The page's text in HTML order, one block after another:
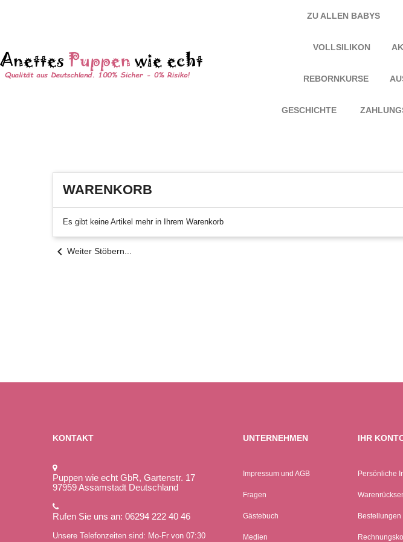
ZU ALLEN BABYS
VOLLSILIKON
REBORNKURSE
GESCHICHTE
WARENKORB
Es gibt keine Artikel mehr in Ihrem Warenkorb
chevron_left Weiter Stöbern...
KONTAKT
Puppen wie echt GbR, Gartenstr. 17
97959 Assamstadt Deutschland
Rufen Sie uns an: 06294 222 40 46
Unsere Telefonzeiten sind: Mo-Fr von 07:30
UNTERNEHMEN
Impressum und AGB
Fragen
Gästebuch
Medien
IHR
Persönliche
Bestellungen